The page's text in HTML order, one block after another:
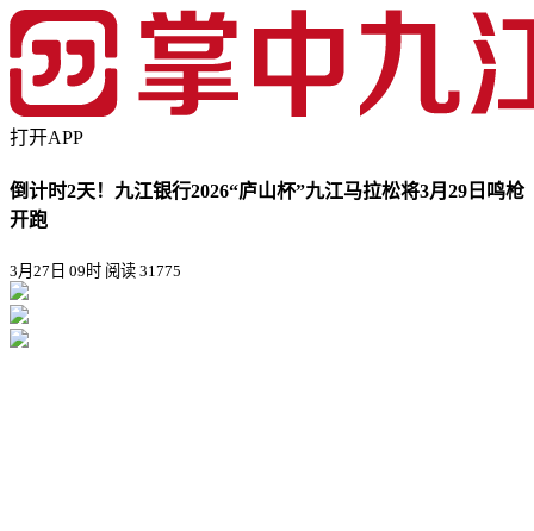
打开APP
倒计时2天！九江银行2026“庐山杯”九江马拉松将3月29日鸣枪
开跑
3月27日 09时 阅读 31775